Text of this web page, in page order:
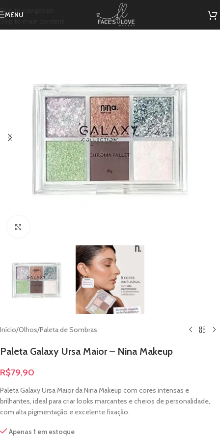
Skip to navigation
Skip to main content
MENU
Início/Olhos/Paleta de Sombras
Paleta Galaxy Ursa Maior – Nina Makeup
R$79,90
Paleta Galaxy Ursa Maior da Nina Makeup com cores intensas e
brilhantes, ideal para criar looks marcantes e cheios de personalidade,
com alta pigmentação e excelente fixação.
Apenas 1 em estoque